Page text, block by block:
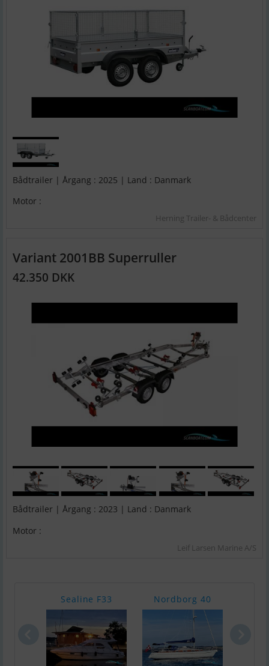
Bådtrailer | Årgang : 2025 | Land : Danmark
Motor :
Herning Trailer- & Bådcenter
Variant 2001BB Superruller
42.350 DKK
Bådtrailer | Årgang : 2023 | Land : Danmark
Motor :
Leif Larsen Marine A/S
Sealine F33 Nordborg 40